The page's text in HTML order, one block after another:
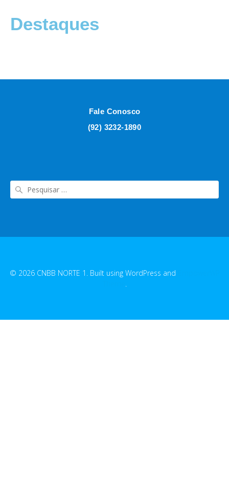
Destaques
Fale Conosco
(92) 3232-1890
© 2026 CNBB NORTE 1. Built using WordPress and
.